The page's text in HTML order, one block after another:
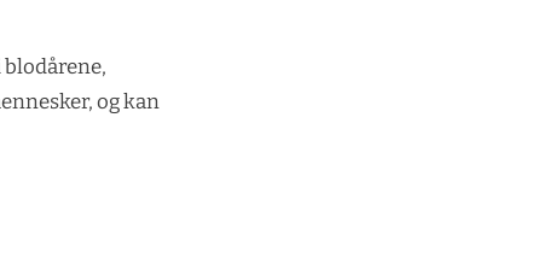
blodårene,
og kan